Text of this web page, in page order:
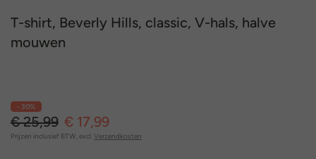
T-shirt, Beverly Hills, classic, V-hals, halve
mouwen
- 30%
€ 25,99 € 17,99
Prijzen inclusief BTW, excl. Verzendkosten